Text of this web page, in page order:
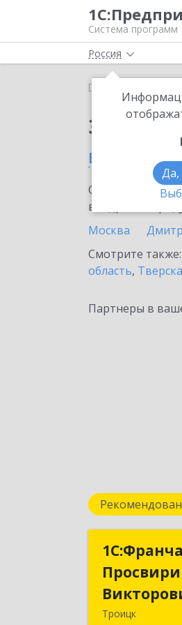
Система программ
Россия
Да,
Главная
в
Ознакомьтесь
внедрение
Москва
Смотрите также:
область,
Партнеры в
Троицк